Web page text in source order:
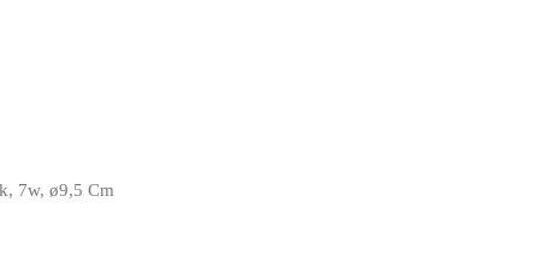
7w, ø9,5 Cm